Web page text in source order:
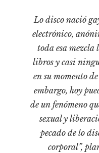
Lagunas mentales
Libros usados
Medioambiente
Narrativas visuales
Pensamiento
Pensamiento ilustrado
Lo disco nació
electrónico,
toda esa mezcla
libros y casi
en su momento
embargo, hoy
de un fenómeno
sexual y
pecado de lo
corporal”,